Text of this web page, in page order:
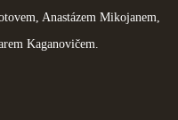
Anastázem Mikojanem,
Kaganovičem.